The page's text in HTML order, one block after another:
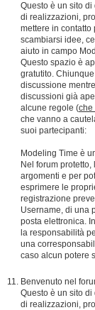
Questo è un sito
di realizzazioni,
mettere in contatto
scambiarsi idee,
aiuto in campo
Questo spazio è
gratutito.
discussione
discussioni già
alcune regole (che
che vanno a
suoi partecipanti:
Modeling Time è
Nel forum
argomenti e per
esprimere le
registrazione
Username, di una
posta elettronica.
la responsabilità
una
caso alcun potere
Benvenuto nel
Questo è un sito
di realizzazioni,